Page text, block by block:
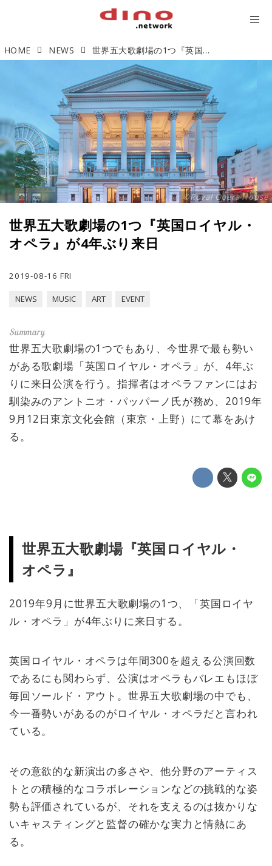
HOME NEWS 世界五大歌劇場の1つ『英国ロイヤル・オペラ』が4年ぶり来日
©Royal Opera House
世界五大歌劇場の1つ『英国ロイヤル・
オペラ』が4年ぶり来日
2019-08-16 FRI
NEWS MUSIC ART EVENT
世界五大歌劇場の1つでもあり、今世界で最も勢い
がある歌劇場「英国ロイヤル・オペラ」が、4年ぶ
りに来日公演を行う。指揮者はオペラファンにはお
馴染みのアントニオ・パッパーノ氏が務め、2019年
9月12日東京文化会館（東京・上野）にて幕をあけ
る。
世界五大歌劇場『英国ロイヤル・
オペラ』
2019年9月に世界五大歌劇場の1つ、「英国ロイヤ
ル・オペラ」が4年ぶりに来日する。
英国ロイヤル・オペラは年間300を超える公演回数
であるにも関わらず、公演はオペラもバレエもほぼ
毎回ソールド・アウト。世界五大歌劇場の中でも、
今一番勢いがあるのがロイヤル・オペラだと言われ
ている。
その意欲的な新演出の多さや、他分野のアーティス
トとの積極的なコラボレーションなどの挑戦的な姿
勢も評価されているが、それを支えるのは抜かりな
いキャスティングと監督の確かな実力と情熱にあ
る。